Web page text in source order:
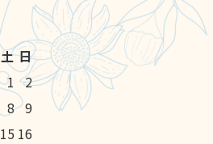
土 日
1
2
8 9
15 16